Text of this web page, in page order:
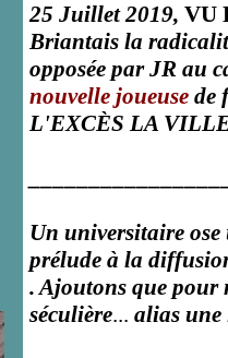
25 Juillet 2019, VU
Briantais la
opposée par JR au
nouvelle joueuse de
L'EXCÈS LA
Un universitaire
prélude à la
. Ajoutons que pour
séculière... alias une